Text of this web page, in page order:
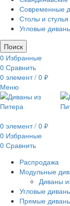
Современные
Столы и стулья
Угловые
Поиск
0 Избранные
0 Сравнить
0 элемент / 0 ₽
Меню
0 элемент / 0 ₽
0 Избранные
0 Сравнить
Распродажа
Модульные
Диваны
Угловые
Прямые